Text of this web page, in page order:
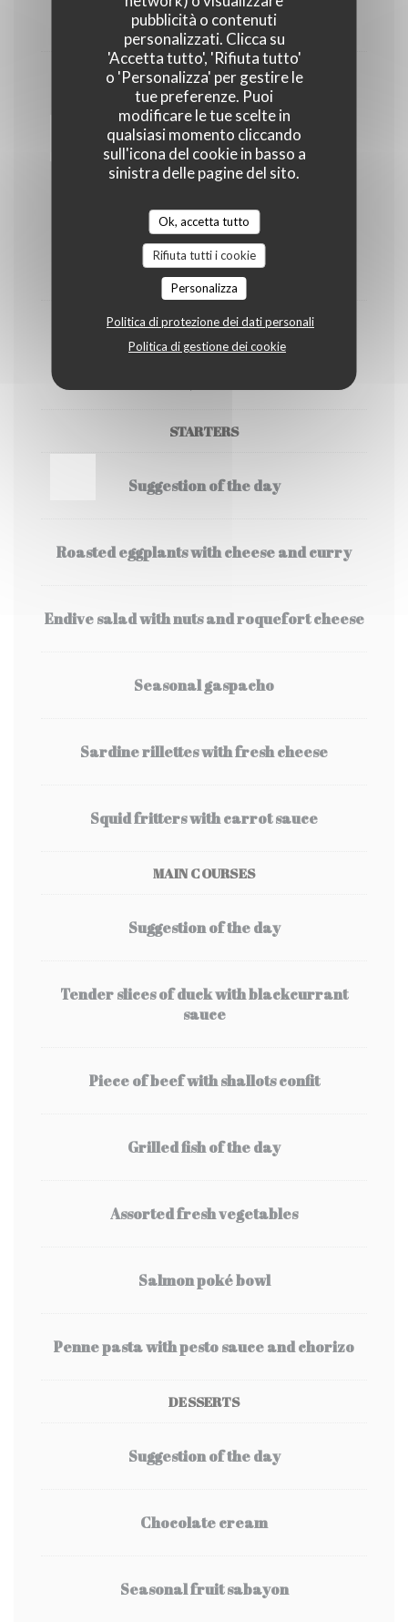
pubblicità o contenuti
personalizzati. Clicca su
'Accetta tutto', 'Rifiuta tutto'
o 'Personalizza' per gestire le
tue preferenze. Puoi
modificare le tue scelte in
qualsiasi momento cliccando
sull'icona del cookie in basso a
sinistra delle pagine del sito.
Ok, accetta tutto
Rifiuta tutti i cookie
Personalizza
Politica di protezione dei dati personali
Politica di gestione dei cookie
4,50 EUR
Cappuccino
5,00 EUR
Our menu
Starter - Main course - Dessert
39,00 EUR
Starter - Main course or Main course -
Dessert
STARTERS
Suggestion of the day
Roasted eggplants with cheese and curry
Endive salad with nuts and roquefort cheese
Seasonal gaspacho
Sardine rillettes with fresh cheese
Squid fritters with carrot sauce
MAIN COURSES
Suggestion of the day
Tender slices of duck with blackcurrant
sauce
Piece of beef with shallots confit
Grilled fish of the day
Assorted fresh vegetables
Salmon poké bowl
Penne pasta with pesto sauce and chorizo
DESSERTS
Suggestion of the day
Chocolate cream
Seasonal fruit sabayon